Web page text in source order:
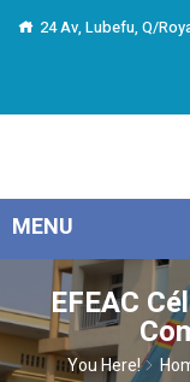
24 Av, Lubefu, Q/
EFEAC
You Here!